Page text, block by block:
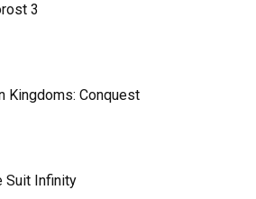
3
Kingdoms: Conquest
Suit Infinity